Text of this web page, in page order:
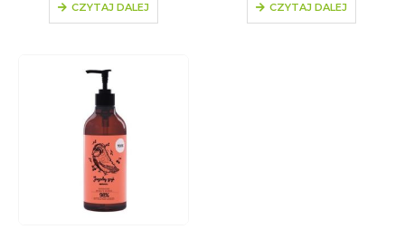
CZYTAJ DALEJ CZYTAJ DALEJ